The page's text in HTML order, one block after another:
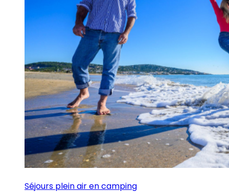
Séjours plein air en camping